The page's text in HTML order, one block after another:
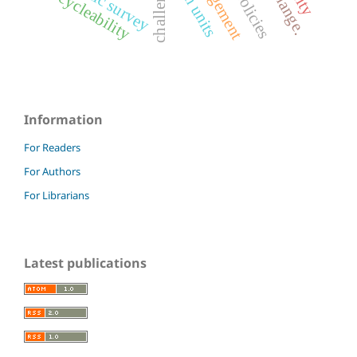
cycleability
Information
For Readers
For Authors
For Librarians
Latest publications